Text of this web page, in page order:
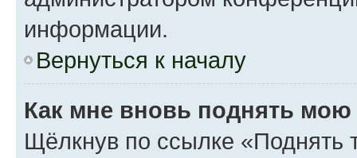
информации.
Вернуться к началу
Как мне вновь поднять мою
Щёлкнув по ссылке «Поднять